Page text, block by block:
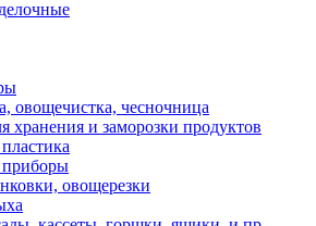
овощечистка, чесночница
хранения и заморозки продуктов
овощерезки